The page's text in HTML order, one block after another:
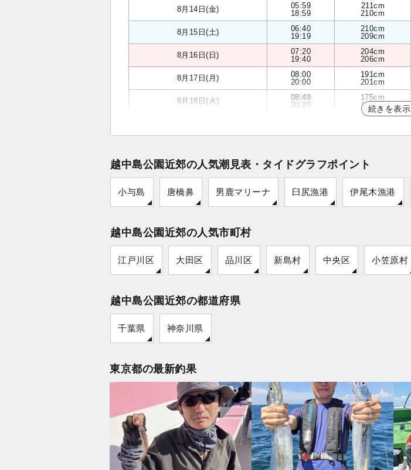
8月14日(金)
05:59
18:59
211cm
210cm
8月15日(土)
06:40
19:19
210cm
209cm
8月16日(日)
07:20
19:40
204cm
206cm
8月17日(月)
08:00
20:00
191cm
201cm
8月18日(火)
08:49
20:20
175cm
193cm
続きを表示
越中島公園近郊の人気潮見表・タイドグラフポイント
小与島 唐橋鼻 男鹿マリーナ 臼尻漁港 伊尾木漁港
越中島公園近郊の人気市町村
江戸川区 大田区 品川区 新島村 中央区 小笠原村
越中島公園近郊の都道府県
千葉県 神奈川県
東京都の最新釣果